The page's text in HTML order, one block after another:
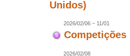
Unidos)
2026/02/06 ~ 11/01
Competições
2026/02/08